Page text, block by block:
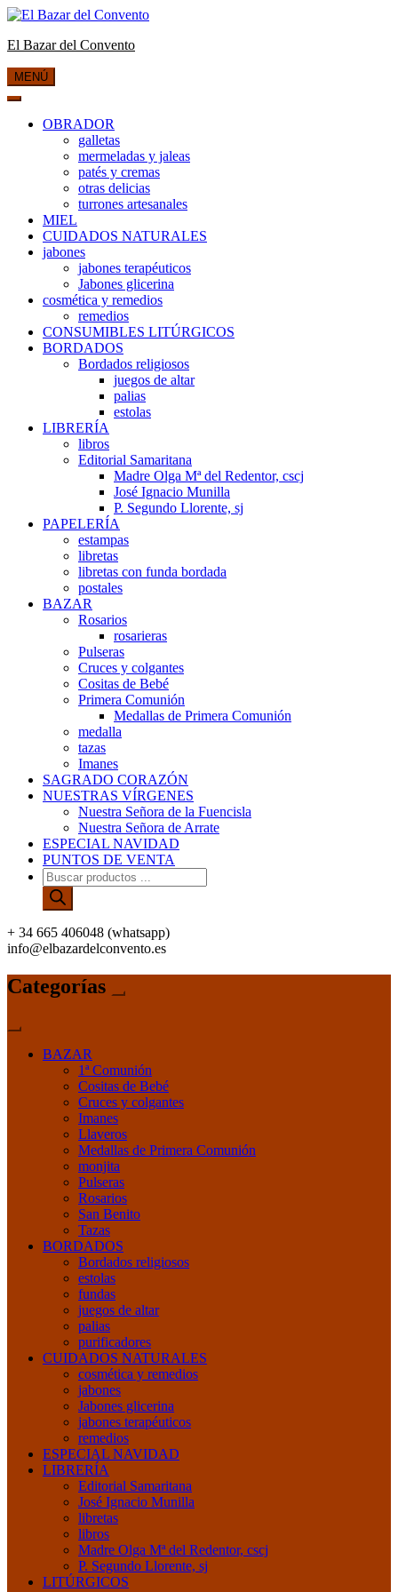
Saltar
contenido
El Bazar del Convento
MENÚ
OBRADOR
galletas
mermeladas y jaleas
patés y cremas
otras delicias
turrones artesanales
MIEL
CUIDADOS NATURALES
jabones
jabones terapéuticos
Jabones glicerina
cosmética y remedios
remedios
CONSUMIBLES LITÚRGICOS
BORDADOS
Bordados religiosos
juegos de altar
palias
estolas
LIBRERÍA
libros
Editorial Samaritana
Madre Olga Mª del Redentor, cscj
José Ignacio Munilla
P. Segundo Llorente, sj
PAPELERÍA
estampas
libretas
libretas con funda bordada
postales
BAZAR
Rosarios
rosarieras
Pulseras
Cruces y colgantes
Cositas de Bebé
Primera Comunión
Medallas de Primera Comunión
medalla
tazas
Imanes
SAGRADO CORAZÓN
NUESTRAS VÍRGENES
Nuestra Señora de la Fuencisla
Nuestra Señora de Arrate
ESPECIAL NAVIDAD
PUNTOS DE VENTA
Búsqueda
de
productos
+ 34 665 406048 (whatsapp)
info@elbazardelconvento.es
Categorías
BAZAR
1ª Comunión
Cositas de Bebé
Cruces y colgantes
Imanes
Llaveros
Medallas de Primera Comunión
monjita
Pulseras
Rosarios
San Benito
Tazas
BORDADOS
Bordados religiosos
estolas
fundas
juegos de altar
palias
purificadores
CUIDADOS NATURALES
cosmética y remedios
jabones
Jabones glicerina
jabones terapéuticos
remedios
ESPECIAL NAVIDAD
LIBRERÍA
Editorial Samaritana
José Ignacio Munilla
libretas
libros
Madre Olga Mª del Redentor, cscj
P. Segundo Llorente, sj
LITÚRGICOS